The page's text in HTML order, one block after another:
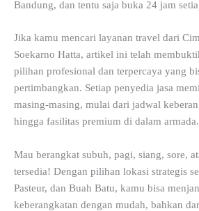
Bandung, dan tentu saja buka 24 jam
Jika kamu mencari layanan travel dari
Soekarno Hatta, artikel ini telah
pilihan profesional dan terpercaya yang
pertimbangkan. Setiap penyedia jasa
masing-masing, mulai dari jadwal
hingga fasilitas premium di dalam armada.
Mau berangkat subuh, pagi, siang, sore,
tersedia! Dengan pilihan lokasi strategis
Pasteur, dan Buah Batu, kamu bisa
keberangkatan dengan mudah, bahkan